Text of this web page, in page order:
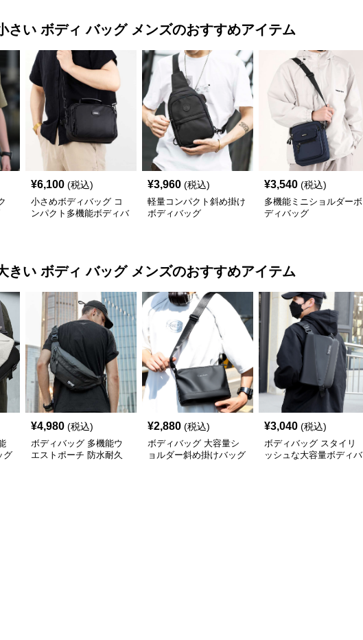
さい ボディ バッグ メンズのおすすめアイテム
¥6,100 (税込)
小さめボディバッグ コ
ンパクト多機能ボディバ
¥3,960 (税込)
軽量コンパクト斜め掛け
ボディバッグ
¥3,540 (税込)
多機能ミニショルダーボ
ディバッグ
きい ボディ バッグ メンズのおすすめアイテム
グ
¥4,980 (税込)
ボディバッグ 多機能ウ
エストポーチ 防水耐久
¥2,880 (税込)
ボディバッグ 大容量シ
ョルダー斜め掛けバッグ
¥3,040 (税込)
ボディバッグ スタイリ
ッシュな大容量ボディバ